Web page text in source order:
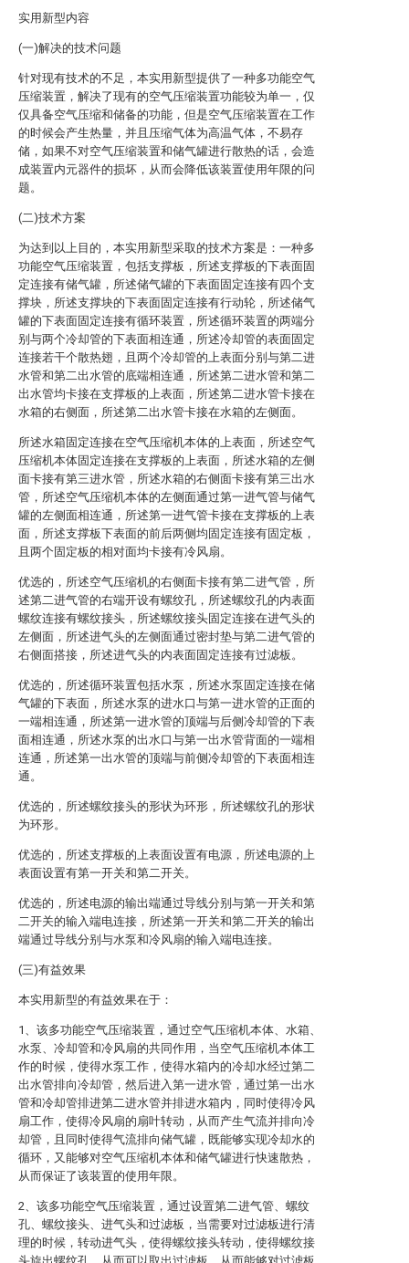
实用新型内容
(一)解决的技术问题
针对现有技术的不足，本实用新型提供了一种多功能空气
压缩装置，解决了现有的空气压缩装置功能较为单一，仅
仅具备空气压缩和储备的功能，但是空气压缩装置在工作
的时候会产生热量，并且压缩气体为高温气体，不易存
储，如果不对空气压缩装置和储气罐进行散热的话，会造
成装置内元器件的损坏，从而会降低该装置使用年限的问
题。
(二)技术方案
为达到以上目的，本实用新型采取的技术方案是：一种多
功能空气压缩装置，包括支撑板，所述支撑板的下表面固
定连接有储气罐，所述储气罐的下表面固定连接有四个支
撑块，所述支撑块的下表面固定连接有行动轮，所述储气
罐的下表面固定连接有循环装置，所述循环装置的两端分
别与两个冷却管的下表面相连通，所述冷却管的表面固定
连接若干个散热翅，且两个冷却管的上表面分别与第二进
水管和第二出水管的底端相连通，所述第二进水管和第二
出水管均卡接在支撑板的上表面，所述第二进水管卡接在
水箱的右侧面，所述第二出水管卡接在水箱的左侧面。
所述水箱固定连接在空气压缩机本体的上表面，所述空气
压缩机本体固定连接在支撑板的上表面，所述水箱的左侧
面卡接有第三进水管，所述水箱的右侧面卡接有第三出水
管，所述空气压缩机本体的左侧面通过第一进气管与储气
罐的左侧面相连通，所述第一进气管卡接在支撑板的上表
面，所述支撑板下表面的前后两侧均固定连接有固定板，
且两个固定板的相对面均卡接有冷风扇。
优选的，所述空气压缩机的右侧面卡接有第二进气管，所
述第二进气管的右端开设有螺纹孔，所述螺纹孔的内表面
螺纹连接有螺纹接头，所述螺纹接头固定连接在进气头的
左侧面，所述进气头的左侧面通过密封垫与第二进气管的
右侧面搭接，所述进气头的内表面固定连接有过滤板。
优选的，所述循环装置包括水泵，所述水泵固定连接在储
气罐的下表面，所述水泵的进水口与第一进水管的正面的
一端相连通，所述第一进水管的顶端与后侧冷却管的下表
面相连通，所述水泵的出水口与第一出水管背面的一端相
连通，所述第一出水管的顶端与前侧冷却管的下表面相连
通。
优选的，所述螺纹接头的形状为环形，所述螺纹孔的形状
为环形。
优选的，所述支撑板的上表面设置有电源，所述电源的上
表面设置有第一开关和第二开关。
优选的，所述电源的输出端通过导线分别与第一开关和第
二开关的输入端电连接，所述第一开关和第二开关的输出
端通过导线分别与水泵和冷风扇的输入端电连接。
(三)有益效果
本实用新型的有益效果在于：
1、该多功能空气压缩装置，通过空气压缩机本体、水箱、
水泵、冷却管和冷风扇的共同作用，当空气压缩机本体工
作的时候，使得水泵工作，使得水箱内的冷却水经过第二
出水管排向冷却管，然后进入第一进水管，通过第一出水
管和冷却管排进第二进水管并排进水箱内，同时使得冷风
扇工作，使得冷风扇的扇叶转动，从而产生气流并排向冷
却管，且同时使得气流排向储气罐，既能够实现冷却水的
循环，又能够对空气压缩机本体和储气罐进行快速散热，
从而保证了该装置的使用年限。
2、该多功能空气压缩装置，通过设置第二进气管、螺纹
孔、螺纹接头、进气头和过滤板，当需要对过滤板进行清
理的时候，转动进气头，使得螺纹接头转动，使得螺纹接